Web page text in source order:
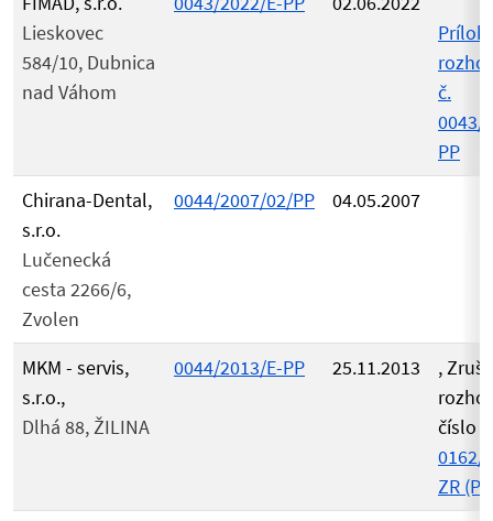
Lieskovec
584/10, Dubnica
nad Váhom
č.
0043/
PP
Chirana-Dental,
s.r.o.
Lučenecká
cesta 2266/6,
Zvolen
0044/2007/02/PP 04.05.2007
MKM - servis,
s.r.o.,
Dlhá 88, ŽILINA
0044/2013/E-PP 25.11.2013
,
číslo
0162/
ZR